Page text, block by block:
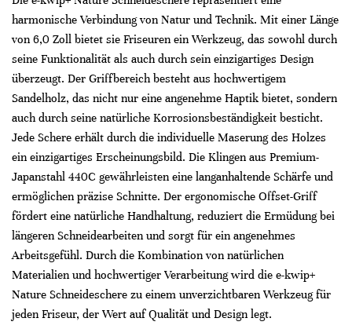
harmonische Verbindung von Natur und Technik. Mit einer Länge
von 6,0 Zoll bietet sie Friseuren ein Werkzeug, das sowohl durch
seine Funktionalität als auch durch sein einzigartiges Design
überzeugt. Der Griffbereich besteht aus hochwertigem
Sandelholz, das nicht nur eine angenehme Haptik bietet, sondern
auch durch seine natürliche Korrosionsbeständigkeit besticht.
Jede Schere erhält durch die individuelle Maserung des Holzes
ein einzigartiges Erscheinungsbild. Die Klingen aus Premium-
Japanstahl 440C gewährleisten eine langanhaltende Schärfe und
ermöglichen präzise Schnitte. Der ergonomische Offset-Griff
fördert eine natürliche Handhaltung, reduziert die Ermüdung bei
längeren Schneidearbeiten und sorgt für ein angenehmes
Arbeitsgefühl. Durch die Kombination von natürlichen
Materialien und hochwertiger Verarbeitung wird die e-kwip+
Nature Schneideschere zu einem unverzichtbaren Werkzeug für
jeden Friseur, der Wert auf Qualität und Design legt.